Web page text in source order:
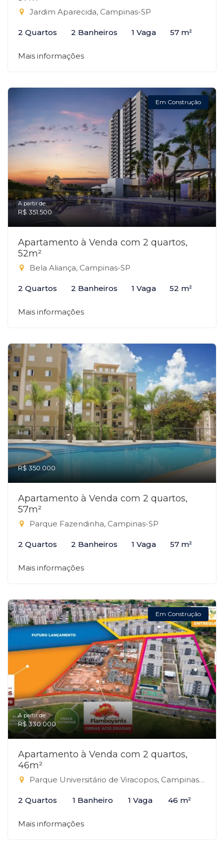
Jardim Aparecida, Campinas-SP
2 Quartos 2 Banheiros 1 Vaga 57 m²
Mais informações
Em Construção
A partir de:
R$ 351.500
Apartamento à Venda com 2 quartos,
52m²
Bela Aliança, Campinas-SP
2 Quartos 2 Banheiros 1 Vaga 52 m²
Mais informações
R$ 350.000
Apartamento à Venda com 2 quartos,
57m²
Parque Fazendinha, Campinas-SP
2 Quartos 2 Banheiros 1 Vaga 57 m²
Mais informações
Em Construção
A partir de:
R$ 330.000
Apartamento à Venda com 2 quartos,
46m²
Parque Universitário de Viracopos, Campinas-SP
2 Quartos 1 Banheiro 1 Vaga 46 m²
Mais informações